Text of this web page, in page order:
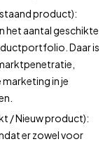
product):
het aantal geschikte
Daar is
in je
/ Nieuw product):
er zowel voor